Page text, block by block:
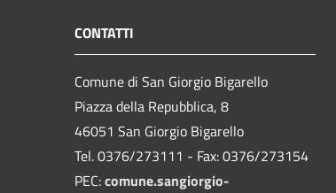
CONTATTI
Comune di San Giorgio Bigarello
Piazza della Repubblica, 8
46051 San Giorgio Bigarello
Tel. 0376/273111 - Fax: 0376/273154
PEC:comune.sangiorgio-